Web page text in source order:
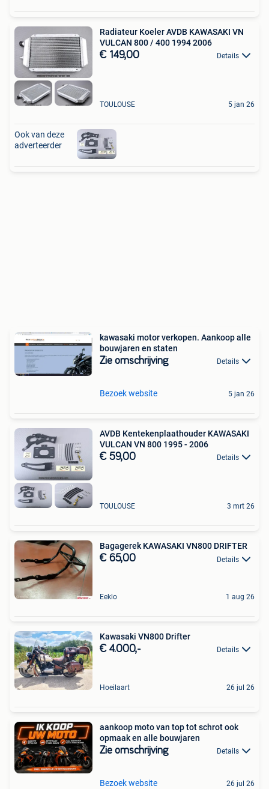
Radiateur Koeler AVDB KAWASAKI VN
VULCAN 800 / 400 1994 2006
€ 149,00 Details
TOULOUSE 5 jan 26
Ook van deze
adverteerder
kawasaki motor verkopen. Aankoop alle
bouwjaren en staten
Zie omschrijving Details
Bezoek website 5 jan 26
AVDB Kentekenplaathouder KAWASAKI
VULCAN VN 800 1995 - 2006
€ 59,00 Details
TOULOUSE 3 mrt 26
Bagagerek KAWASAKI VN800 DRIFTER
€ 65,00 Details
Eeklo 1 aug 26
Kawasaki VN800 Drifter
€ 4.000,- Details
Hoeilaart 26 jul 26
aankoop moto van top tot schrot ook
opmaak en alle bouwjaren
Zie omschrijving Details
Bezoek website 26 jul 26